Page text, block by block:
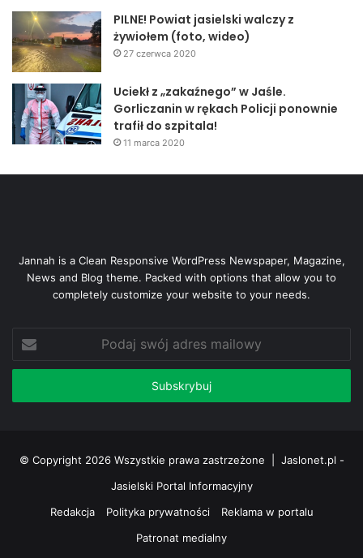
PILNE! Powiat jasielski walczy z
żywiołem (foto, wideo)
27 czerwca 2020
Uciekł z „zakaźnego” w Jaśle.
Gorliczanin w rękach Policji ponownie
trafił do szpitala!
11 marca 2020
Jannah is a Clean Responsive WordPress Newspaper, Magazine,
News and Blog theme. Packed with options that allow you to
completely customize your website to your needs.
swój
adres
© Copyright 2026 Wszystkie prawa zastrzeżone | Jaslonet.pl -
Jasielski Portal Informacyjny
Redakcja
Polityka prywatności
Reklama w portalu
Patronat medialny